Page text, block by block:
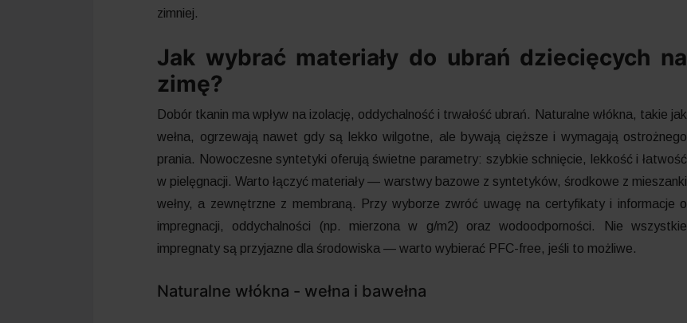
zimniej.
Jak wybrać materiały do ubrań dziecięcych na
zimę?
Dobór tkanin ma wpływ na izolację, oddychalność i trwałość ubrań. Naturalne włókna, takie jak
wełna, ogrzewają nawet gdy są lekko wilgotne, ale bywają cięższe i wymagają ostrożnego
prania. Nowoczesne syntetyki oferują świetne parametry: szybkie schnięcie, lekkość i łatwość
w pielęgnacji. Warto łączyć materiały — warstwy bazowe z syntetyków, środkowe z mieszanki
wełny, a zewnętrzne z membraną. Przy wyborze zwróć uwagę na certyfikaty i informacje o
impregnacji, oddychalności (np. mierzona w g/m2) oraz wodoodporności. Nie wszystkie
impregnaty są przyjazne dla środowiska — warto wybierać PFC-free, jeśli to możliwe.
Naturalne włókna - wełna i bawełna